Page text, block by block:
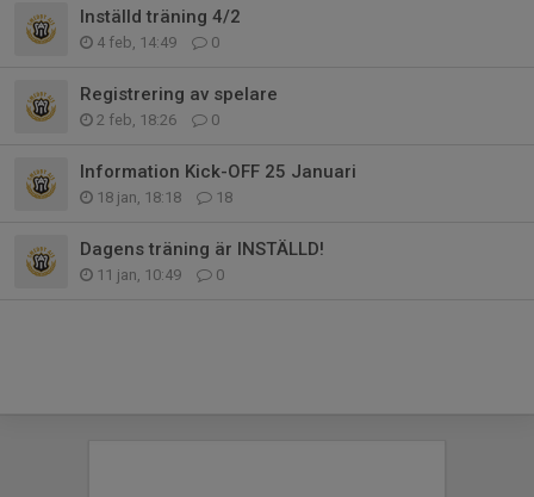
Inställd träning 4/2
4 feb, 14:49 0
Registrering av spelare
2 feb, 18:26 0
Information Kick-OFF 25 Januari
18 jan, 18:18 18
Dagens träning är INSTÄLLD!
11 jan, 10:49 0